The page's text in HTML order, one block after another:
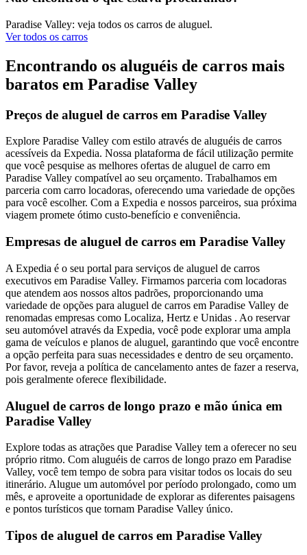
Paradise Valley: veja todos os carros de aluguel.
Ver todos os carros
Encontrando os aluguéis de carros mais
baratos em Paradise Valley
Preços de aluguel de carros em Paradise Valley
Explore Paradise Valley com estilo através de aluguéis de carros
acessíveis da Expedia. Nossa plataforma de fácil utilização permite
que você pesquise as melhores ofertas de aluguel de carro em
Paradise Valley compatível ao seu orçamento. Trabalhamos em
parceria com carro locadoras, oferecendo uma variedade de opções
para você escolher. Com a Expedia e nossos parceiros, sua próxima
viagem promete ótimo custo-benefício e conveniência.
Empresas de aluguel de carros em Paradise Valley
A Expedia é o seu portal para serviços de aluguel de carros
executivos em Paradise Valley. Firmamos parceria com locadoras
que atendem aos nossos altos padrões, proporcionando uma
variedade de opções para aluguel de carros em Paradise Valley de
renomadas empresas como Localiza, Hertz e Unidas . Ao reservar
seu automóvel através da Expedia, você pode explorar uma ampla
gama de veículos e planos de aluguel, garantindo que você encontre
a opção perfeita para suas necessidades e dentro de seu orçamento.
Por favor, reveja a política de cancelamento antes de fazer a reserva,
pois geralmente oferece flexibilidade.
Aluguel de carros de longo prazo e mão única em
Paradise Valley
Explore todas as atrações que Paradise Valley tem a oferecer no seu
próprio ritmo. Com aluguéis de carros de longo prazo em Paradise
Valley, você tem tempo de sobra para visitar todos os locais do seu
itinerário. Alugue um automóvel por período prolongado, como um
mês, e aproveite a oportunidade de explorar as diferentes paisagens
e pontos turísticos que tornam Paradise Valley único.
Tipos de aluguel de carros em Paradise Valley